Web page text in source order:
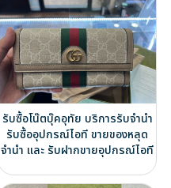
รับซื้อโน๊ตบุ๊คอุทัย บริการรับจำนำ
รับซื้ออุปกรณ์ไอที ขายของหลุด
จำนำ และ รับฝากขายอุปกรณ์ไอที